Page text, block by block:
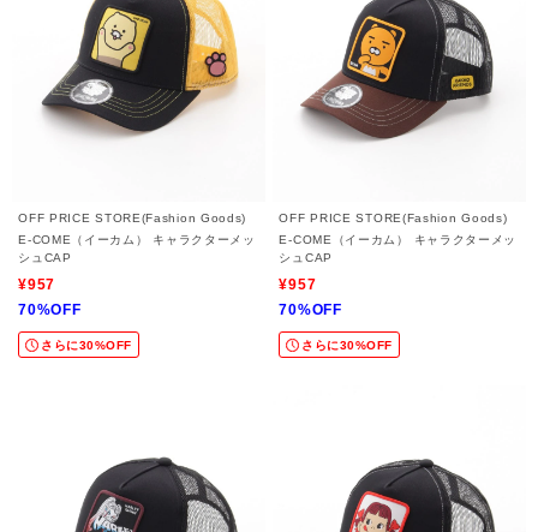
OFF PRICE STORE(Fashion Goods)
E-COME（イーカム） キャラクターメッ
シュCAP
¥957
70%OFF
さらに30%OFF
OFF PRICE STORE(Fashion Goods)
E-COME（イーカム） キャラクターメッ
シュCAP
¥957
70%OFF
さらに30%OFF